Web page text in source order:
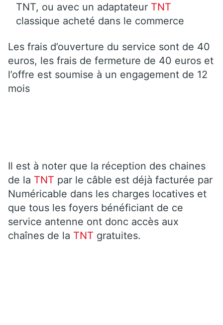
TNT, ou avec un adaptateur TNT
classique acheté dans le commerce
Les frais d’ouverture du service sont de 40
euros, les frais de fermeture de 40 euros et
l’offre est soumise à un engagement de 12
mois
Il est à noter que la réception des chaines
de la TNT par le câble est déjà facturée par
Numéricable dans les charges locatives et
que tous les foyers bénéficiant de ce
service antenne ont donc accès aux
chaînes de la TNT gratuites.